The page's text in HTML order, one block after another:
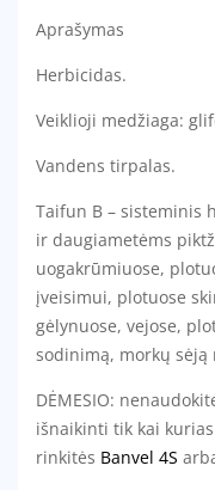
Aprašymas
Herbicidas.
Veiklioji medžiaga:
Vandens tirpalas.
Taifun B – sisteminis
ir daugiametėms
uogakrūmiuose,
įveisimui, plotuose
gėlynuose, vejose,
sodinimą, morkų sėją
DĖMESIO:
išnaikinti tik kai
rinkitės Banvel 4S